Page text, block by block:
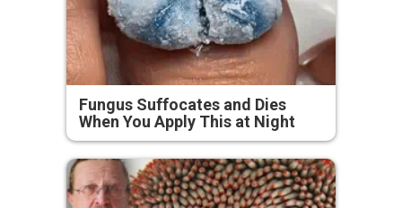
Fungus Suffocates and Dies
When You Apply This at Night